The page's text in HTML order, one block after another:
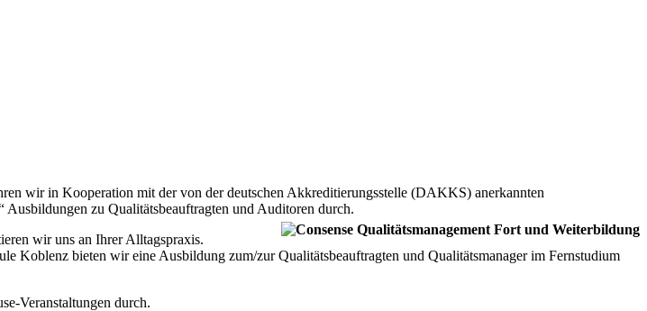
wir in Kooperation mit der von der deutschen Akkreditierungsstelle (DAKKS) anerkannten
Ausbildungen zu Qualitätsbeauftragten und Auditoren durch.
wir uns an Ihrer Alltagspraxis.
Koblenz bieten wir eine Ausbildung zum/zur Qualitätsbeauftragten und Qualitätsmanager im Fernstudium
Veranstaltungen durch.